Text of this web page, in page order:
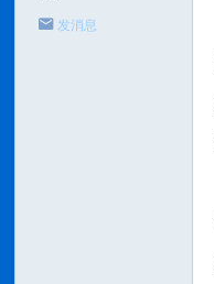
发消息